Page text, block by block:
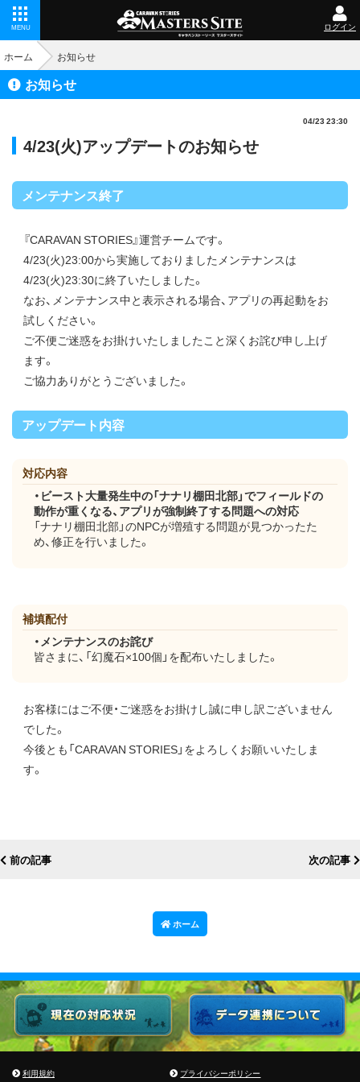
MENU ログイン
ホーム お知らせ
お知らせ
04/23 23:30
4/23(火)アップデートのお知らせ
メンテナンス終了
『CARAVAN STORIES』運営チームです。
4/23(火)23:00から実施しておりましたメンテナンスは
4/23(火)23:30に終了いたしました。
なお、メンテナンス中と表示される場合、アプリの再起動をお
試しください。
ご不便ご迷惑をお掛けいたしましたこと深くお詫び申し上げ
ます。
ご協力ありがとうございました。
アップデート内容
対応内容
・ビースト大量発生中の「ナナリ棚田北部」でフィールドの
動作が重くなる、アプリが強制終了する問題への対応
「ナナリ棚田北部」のNPCが増殖する問題が見つかったた
め、修正を行いました。
補填配付
・メンテナンスのお詫び
皆さまに、「幻魔石×100個」を配布いたしました。
お客様にはご不便・ご迷惑をお掛けし誠に申し訳ございません
でした。
今後とも「CARAVAN STORIES」をよろしくお願いいたしま
す。
前の記事 次の記事
ホーム
利用規約 プライバシーポリシー